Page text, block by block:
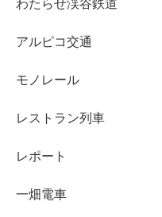
わたらせ渓谷鉄道
アルピコ交通
モノレール
レストラン列車
レポート
一畑電車